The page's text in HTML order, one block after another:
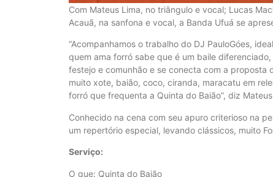
Com Mateus Lima, no triângulo e vocal; Lucas
Acauã, na sanfona e vocal, a Banda Ufuá se
“Acompanhamos o trabalho do DJ PauloGóes,
quem ama forró sabe que é um baile
festejo e comunhão e se conecta com a proposta
muito xote, baião, coco, ciranda, maracatu em
forró que frequenta a Quinta do Baião”, diz
Conhecido na cena com seu apuro criterioso na
um repertório especial, levando clássicos, muito
Serviço:
O que: Quinta do Baião